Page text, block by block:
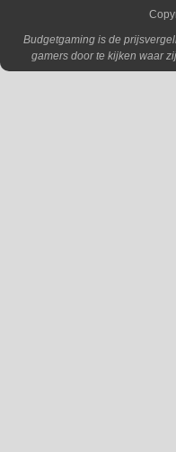
Budgetgaming is de
gamers door te kijken waar